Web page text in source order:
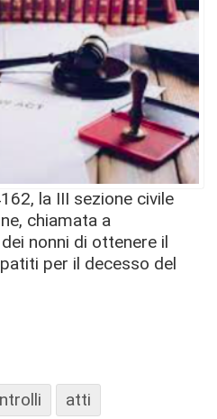
la III sezione civile
chiamata a
nonni di ottenere il
per il decesso del
atti